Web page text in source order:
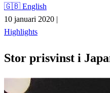
🇬🇧 English
10 januari 2020 |
Highlights
Stor prisvinst i